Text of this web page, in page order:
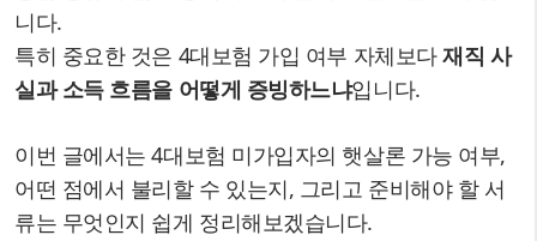
니다.
특히 중요한 것은 4대보험 가입 여부 자체보다재직 사
실과 소득 흐름을 어떻게 증빙하느냐입니다.
이번 글에서는 4대보험 미가입자의 햇살론 가능 여부,
어떤 점에서 불리할 수 있는지, 그리고 준비해야 할 서
류는 무엇인지 쉽게 정리해보겠습니다.